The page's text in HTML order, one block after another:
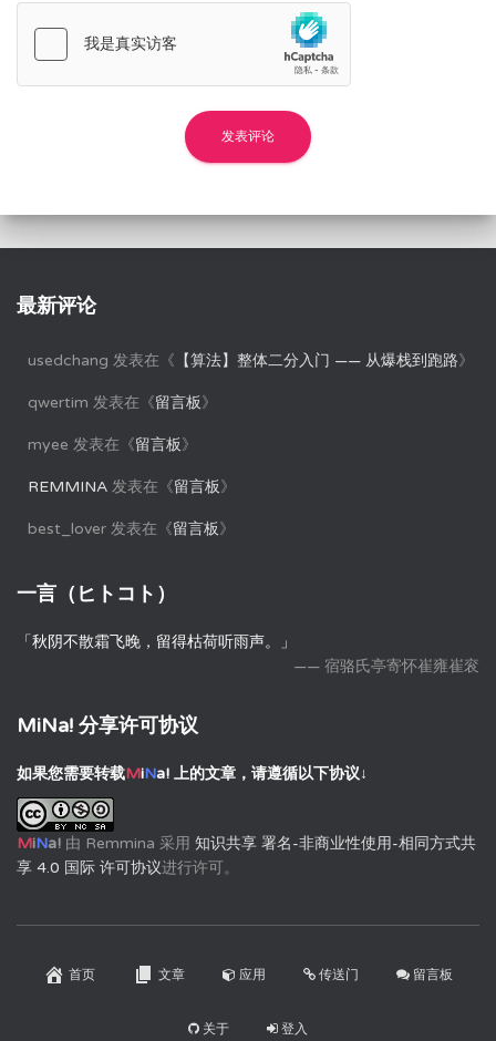
最新评论
usedchang 发表在《 【算法】整体二分入门 —— 从爆栈到跑路》
qwertim 发表在《留言板》
myee 发表在《留言板》
REMMINA 发表在《留言板》
best_lover 发表在《留言板》
一言（ヒトコト）
「秋阴不散霜飞晚，留得枯荷听雨声。」
—— 宿骆氏亭寄怀崔雍崔衮
MiNa! 分享许可协议
如果您需要转载MiNa! 上的文章，请遵循以下协议↓
MiNa! 由 Remmina 采用 知识共享 署名-非商业性使用-相同方式共
享 4.0 国际 许可协议进行许可。
首页 文章 应用 传送门 留言板
关于 登入